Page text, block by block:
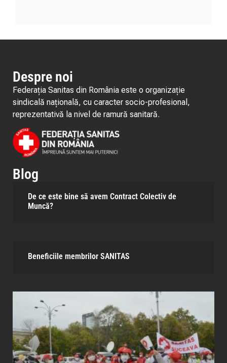
Despre noi
Federația Sanitas din România este o organizație
sindicală națională, cu caracter socio-profesional,
reprezentativă la nivel de ramură sanitară.
Blog
De ce este bine să avem Contract Colectiv de
Muncă?
Beneficiile membrilor SANITAS​